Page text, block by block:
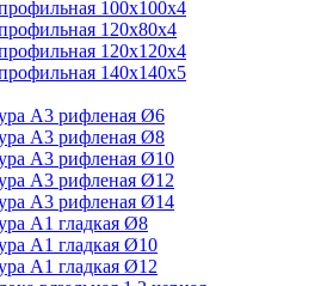
100х100х4
120х80х4
120х120х4
140х140х5
А3 рифленая Ø6
А3 рифленая Ø8
А3 рифленая Ø10
А3 рифленая Ø12
А3 рифленая Ø14
А1 гладкая Ø8
А1 гладкая Ø10
А1 гладкая Ø12